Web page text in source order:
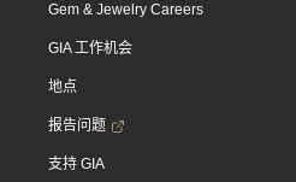
Gem & Jewelry Careers
GIA 工作机会
地点
报告问题
支持 GIA